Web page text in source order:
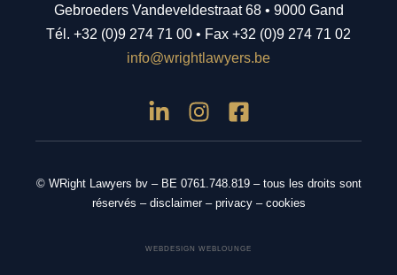
Gebroeders Vandeveldestraat 68 • 9000 Gand
Tél. +32 (0)9 274 71 00 • Fax +32 (0)9 274 71 02
info@wrightlawyers.be
© WRight Lawyers bv – BE 0761.748.819 – tous les droits sont
réservés – disclaimer– privacy– cookies
WEBDESIGN WEBLOUNGE